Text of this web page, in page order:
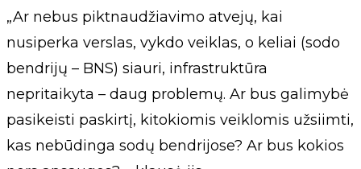
„Ar nebus piktnaudžiavimo atvejų, kai
nusiperka verslas, vykdo veiklas, o keliai (sodo
bendrijų – BNS) siauri, infrastruktūra
nepritaikyta – daug problemų. Ar bus galimybė
pasikeisti paskirtį, kitokiomis veiklomis užsiimti,
kas nebūdinga sodų bendrijose? Ar bus kokios